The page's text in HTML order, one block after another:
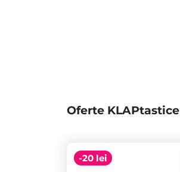
Oferte KLAPtastice
-20 lei